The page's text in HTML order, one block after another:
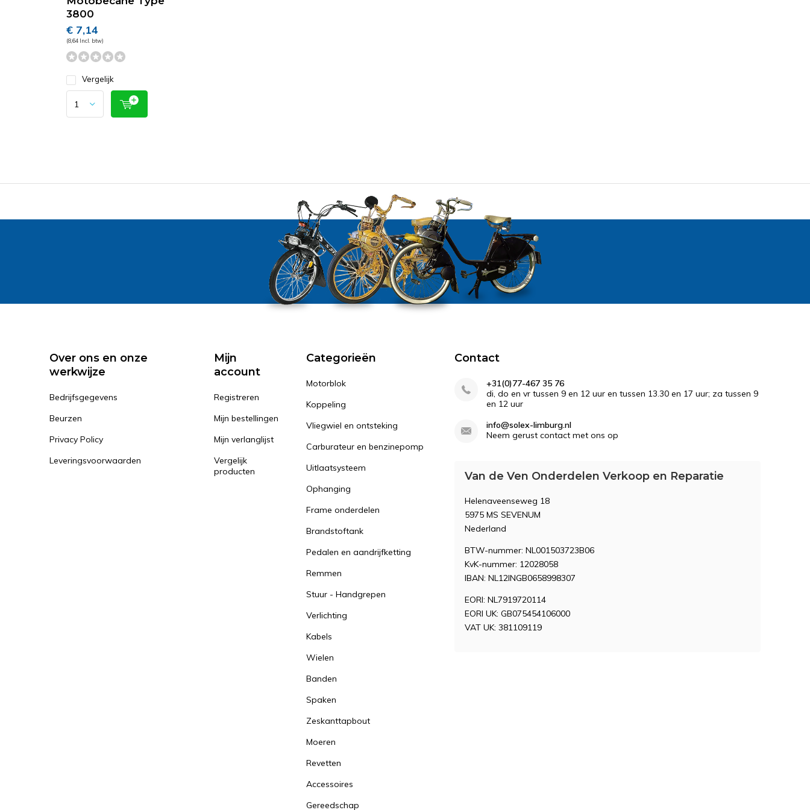
3800
€ 7,14
(8,64 Incl. btw)
Vergelijk
Over ons en onze
werkwijze
Bedrijfsgegevens
Beurzen
Privacy Policy
Leveringsvoorwaarden
Mijn
account
Registreren
Mijn bestellingen
Mijn verlanglijst
Vergelijk
producten
Categorieën
Motorblok
Koppeling
Vliegwiel en ontsteking
Carburateur en benzinepomp
Uitlaatsysteem
Ophanging
Frame onderdelen
Brandstoftank
Pedalen en aandrijfketting
Remmen
Stuur - Handgrepen
Verlichting
Kabels
Wielen
Banden
Spaken
Zeskanttapbout
Moeren
Revetten
Accessoires
Gereedschap
Contact
+31(0)77-467 35 76
di, do en vr tussen 9 en 12 uur en tussen 13.30 en 17 uur; za tussen 9
en 12 uur
info@solex-limburg.nl
Neem gerust contact met ons op
Van de Ven Onderdelen Verkoop en Reparatie
Helenaveenseweg 18
5975 MS SEVENUM
Nederland
BTW-nummer: NL001503723B06
KvK-nummer: 12028058
IBAN: NL12INGB0658998307
EORI: NL7919720114
EORI UK: GB075454106000
VAT UK: 381109119